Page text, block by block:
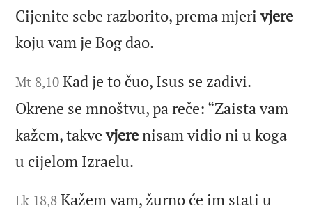
Cijenite sebe razborito, prema mjerivjere
koju vam je Bog dao.
Mt 8,10 Kad je to čuo, Isus se zadivi.
Okrene se mnoštvu, pa reče: “Zaista vam
kažem, takvevjerenisam vidio ni u koga
u cijelom Izraelu.
Lk 18,8 Kažem vam, žurno će im stati u